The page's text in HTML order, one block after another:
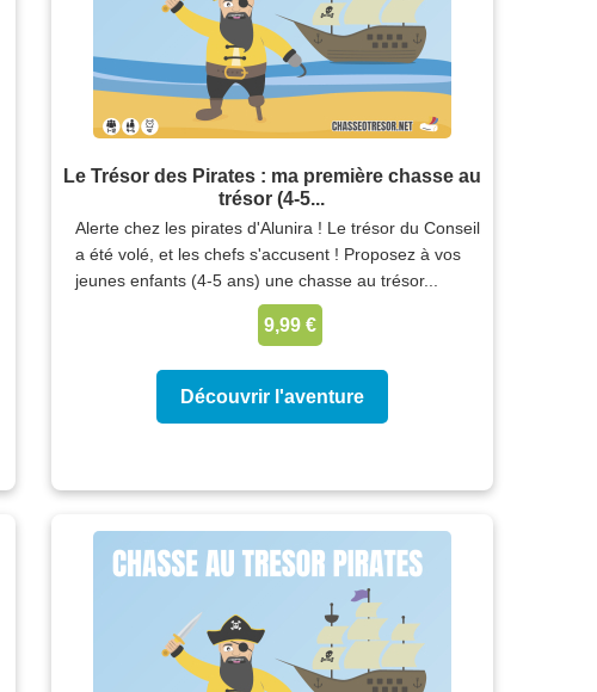
Le Trésor des Pirates : ma première chasse au
trésor (4-5...
Alerte chez les pirates d'Alunira ! Le trésor du Conseil
a été volé, et les chefs s'accusent ! Proposez à vos
jeunes enfants (4-5 ans) une chasse au trésor...
9,99 €
Découvrir l'aventure